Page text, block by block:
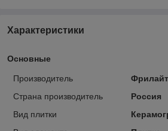
Характеристики
Основные
Производитель
Фрилайт
Страна производитель
Россия
Вид плитки